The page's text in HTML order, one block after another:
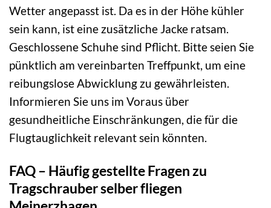
Wetter angepasst ist. Da es in der Höhe kühler
sein kann, ist eine zusätzliche Jacke ratsam.
Geschlossene Schuhe sind Pflicht. Bitte seien Sie
pünktlich am vereinbarten Treffpunkt, um eine
reibungslose Abwicklung zu gewährleisten.
Informieren Sie uns im Voraus über
gesundheitliche Einschränkungen, die für die
Flugtauglichkeit relevant sein könnten.
FAQ – Häufig gestellte Fragen zu
Tragschrauber selber fliegen